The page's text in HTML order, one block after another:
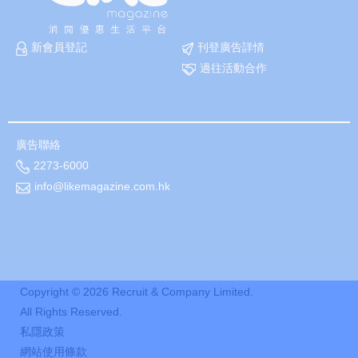
新會員登記
刊登廣告詳情
過往活動合作
廣告聯絡
2273-6000
info@likemagazine.com.hk
Copyright © 2026 Recruit & Company Limited.
All Rights Reserved.
私隱政策
網站使用條款